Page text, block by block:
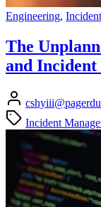
Engineering,
The
and Incident
Incident